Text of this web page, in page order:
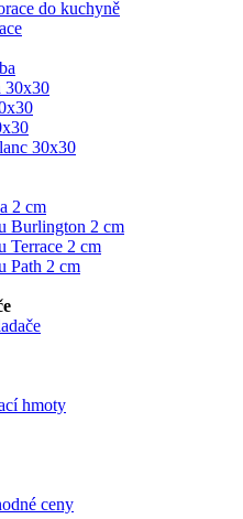
do kuchyně
30x30
30x30
2 cm
Burlington 2 cm
Terrace 2 cm
Path 2 cm
hmoty
ceny